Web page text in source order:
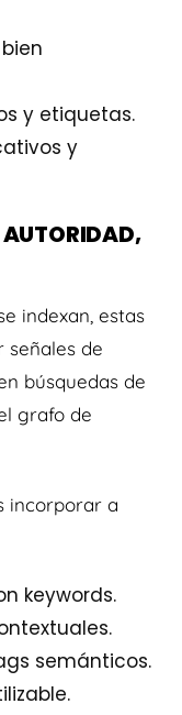
y etiquetas.
y
indexan, estas
señales de
búsquedas de
grafo de
incorporar a
keywords.
semánticos.